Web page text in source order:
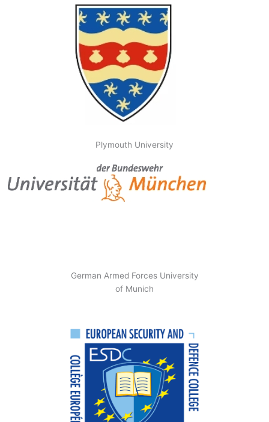
Plymouth University
German Armed Forces University
of Munich